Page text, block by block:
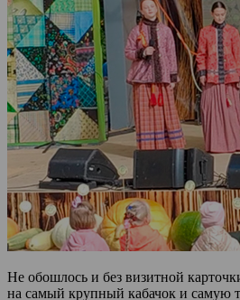
Не обошлось и без визитной
на самый крупный кабачок и самую